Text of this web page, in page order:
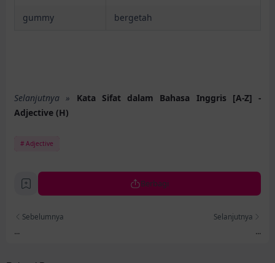
gummy bergetah
Selanjutnya »
Kata Sifat dalam Bahasa Inggris [A-Z] -
Adjective (H)
Adjective
Berbagi
Sebelumnya
...
Selanjutnya
...